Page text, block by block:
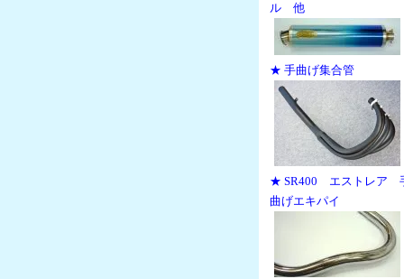
ル 他
★ 手曲げ集合管
★ SR400 エストレア
曲げエキパイ